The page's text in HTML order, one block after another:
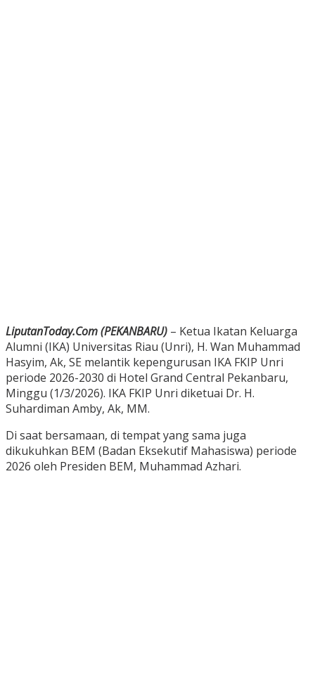
LiputanToday.Com (PEKANBARU) – Ketua Ikatan Keluarga
Alumni (IKA) Universitas Riau (Unri), H. Wan Muhammad
Hasyim, Ak, SE melantik kepengurusan IKA FKIP Unri
periode 2026-2030 di Hotel Grand Central Pekanbaru,
Minggu (1/3/2026). IKA FKIP Unri diketuai Dr. H.
Suhardiman Amby, Ak, MM.
Di saat bersamaan, di tempat yang sama juga
dikukuhkan BEM (Badan Eksekutif Mahasiswa) periode
2026 oleh Presiden BEM, Muhammad Azhari.